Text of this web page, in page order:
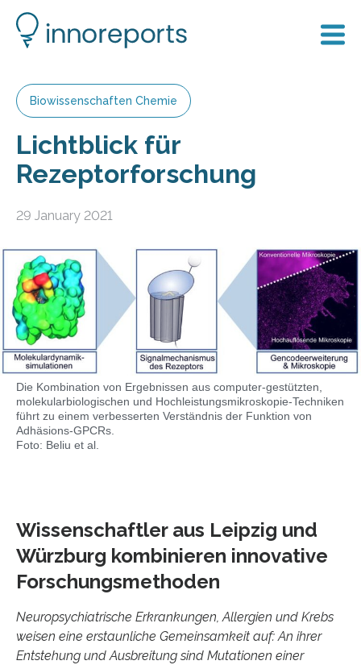
Biowissenschaften Chemie
Lichtblick für
Rezeptorforschung
29 January 2021
Die Kombination von Ergebnissen aus computer-gestützten,
molekularbiologischen und Hochleistungsmikroskopie-Techniken
führt zu einem verbesserten Verständnis der Funktion von
Adhäsions-GPCRs.
Foto: Beliu et al.
Wissenschaftler aus Leipzig und
Würzburg kombinieren innovative
Forschungsmethoden
Neuropsychiatrische Erkrankungen, Allergien und Krebs
weisen eine erstaunliche Gemeinsamkeit auf: An ihrer
Entstehung und Ausbreitung sind Mutationen einer